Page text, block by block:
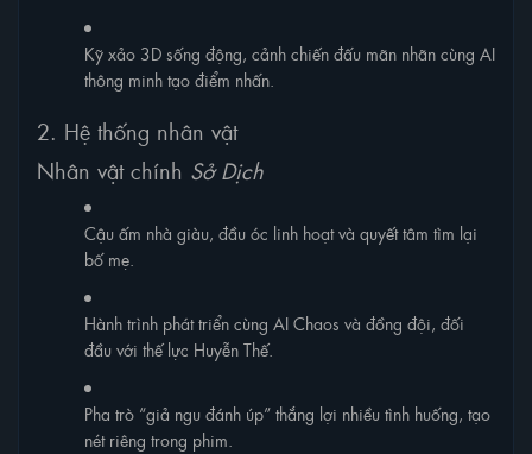
Kỹ xảo 3D sống động, cảnh chiến đấu mãn nhãn cùng AI
thông minh tạo điểm nhấn.
2. Hệ thống nhân vật
Nhân vật chính Sở Dịch
Cậu ấm nhà giàu, đầu óc linh hoạt và quyết tâm tìm lại
bố mẹ.
Hành trình phát triển cùng AI Chaos và đồng đội, đối
đầu với thế lực Huyễn Thế.
Pha trò “giả ngu đánh úp” thắng lợi nhiều tình huống, tạo
nét riêng trong phim.